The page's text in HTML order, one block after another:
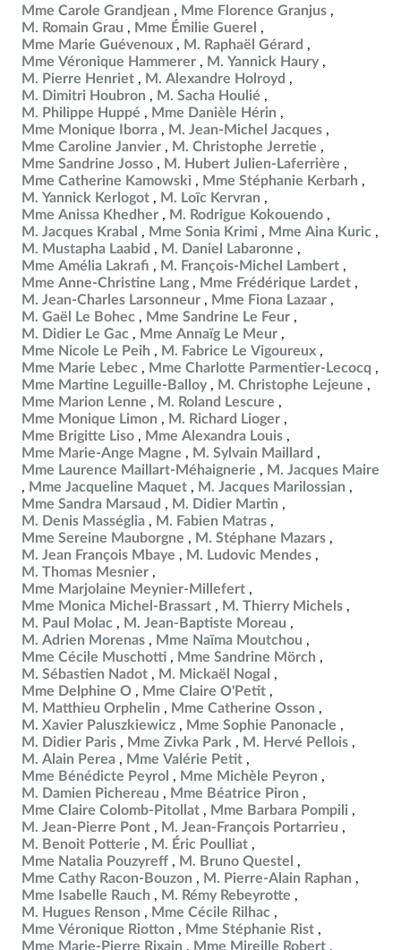
Mme Carole Grandjean
Mme Florence Granjus
M. Romain Grau
Mme Émilie Guerel
Mme Marie Guévenoux
M. Raphaël Gérard
Mme Véronique Hammerer
M. Yannick Haury
M. Pierre Henriet
M. Alexandre Holroyd
M. Dimitri Houbron
M. Sacha Houlié
M. Philippe Huppé
Mme Danièle Hérin
Mme Monique Iborra
M. Jean-Michel Jacques
Mme Caroline Janvier
M. Christophe Jerretie
Mme Sandrine Josso
M. Hubert Julien-Laferrière
Mme Catherine Kamowski
Mme Stéphanie Kerbarh
M. Yannick Kerlogot
M. Loïc Kervran
Mme Anissa Khedher
M. Rodrigue Kokouendo
M. Jacques Krabal
Mme Sonia Krimi
Mme Aina Kuric
M. Mustapha Laabid
M. Daniel Labaronne
Mme Amélia Lakrafi
M. François-Michel Lambert
Mme Anne-Christine Lang
Mme Frédérique Lardet
M. Jean-Charles Larsonneur
Mme Fiona Lazaar
M. Gaël Le Bohec
Mme Sandrine Le Feur
M. Didier Le Gac
Mme Annaïg Le Meur
Mme Nicole Le Peih
M. Fabrice Le Vigoureux
Mme Marie Lebec
Mme Charlotte Parmentier-Lecocq
Mme Martine Leguille-Balloy
M. Christophe Lejeune
Mme Marion Lenne
M. Roland Lescure
Mme Monique Limon
M. Richard Lioger
Mme Brigitte Liso
Mme Alexandra Louis
Mme Marie-Ange Magne
M. Sylvain Maillard
Mme Laurence Maillart-Méhaignerie
M. Jacques Maire
Mme Jacqueline Maquet
M. Jacques Marilossian
Mme Sandra Marsaud
M. Didier Martin
M. Denis Masséglia
M. Fabien Matras
Mme Sereine Mauborgne
M. Stéphane Mazars
M. Jean François Mbaye
M. Ludovic Mendes
M. Thomas Mesnier
Mme Marjolaine Meynier-Millefert
Mme Monica Michel-Brassart
M. Thierry Michels
M. Paul Molac
M. Jean-Baptiste Moreau
M. Adrien Morenas
Mme Naïma Moutchou
Mme Cécile Muschotti
Mme Sandrine Mörch
M. Sébastien Nadot
M. Mickaël Nogal
Mme Delphine O
Mme Claire O'Petit
M. Matthieu Orphelin
Mme Catherine Osson
M. Xavier Paluszkiewicz
Mme Sophie Panonacle
M. Didier Paris
Mme Zivka Park
M. Hervé Pellois
M. Alain Perea
Mme Valérie Petit
Mme Bénédicte Peyrol
Mme Michèle Peyron
M. Damien Pichereau
Mme Béatrice Piron
Mme Claire Colomb-Pitollat
Mme Barbara Pompili
M. Jean-Pierre Pont
M. Jean-François Portarrieu
M. Benoit Potterie
M. Éric Poulliat
Mme Natalia Pouzyreff
M. Bruno Questel
Mme Cathy Racon-Bouzon
M. Pierre-Alain Raphan
Mme Isabelle Rauch
M. Rémy Rebeyrotte
M. Hugues Renson
Mme Cécile Rilhac
Mme Véronique Riotton
Mme Stéphanie Rist
Mme Marie-Pierre Rixain
Mme Mireille Robert